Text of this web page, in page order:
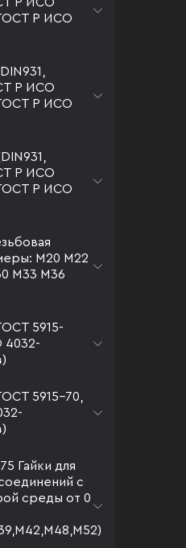
Р ИСО
Р ИСО
Р ИСО
Р ИСО
Р ИСО
М20 М22
М33 М36
5915-
4032-
5915-70,
Гайки для
с
среды от 0